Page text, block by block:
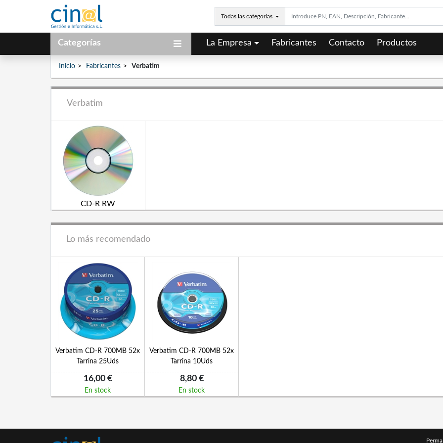
Todas las categorías
Categorías La Empresa Fabricantes Contacto Productos
Inicio Fabricantes Verbatim
Verbatim
CD-R RW
Lo más recomendado
Verbatim CD-R 700MB 52x
Tarrina 25Uds
16,00 €
En stock
Verbatim CD-R 700MB 52x
Tarrina 10Uds
8,80 €
En stock